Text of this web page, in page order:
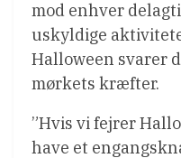
mod enhver
uskyldige
Halloween svarer
mørkets kræfter.
”Hvis vi fejrer
have et